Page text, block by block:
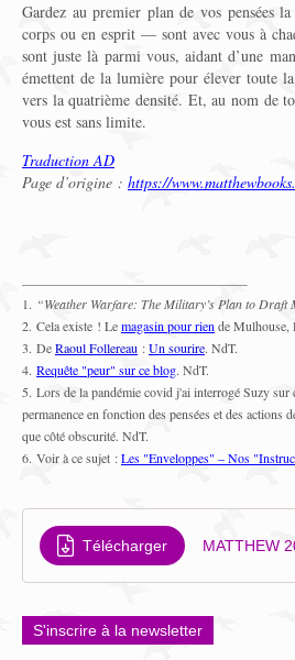
Gardez au premier plan de vos pensées
corps ou en esprit — sont avec vous à
sont juste là parmi vous, aidant d’une
émettent de la lumière pour élever toute
vers la quatrième densité. Et, au nom de
vous est sans limite.
Traduction AD
Page d’origine : https://
1. “Weather Warfare: The Military’s Plan to Draft
2. Cela existe ! Lemagasin pour rien de Mulhouse,
3. DeRaoul Follereau :Un sourire. NdT.
4. Requête "peur" sur ce blog. NdT.
5. Lors de la pandémie covid j'ai interrogé Suzy
permanence en fonction des pensées et des
que côté obscurité. NdT.
6. Voir à ce sujet :Les "Enveloppes" – Nos
Télécharger MATTHEW
S'inscrire à la newsletter